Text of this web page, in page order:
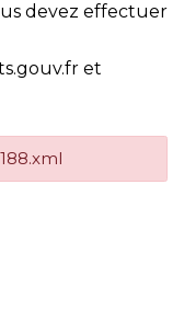
devez effectuer
et